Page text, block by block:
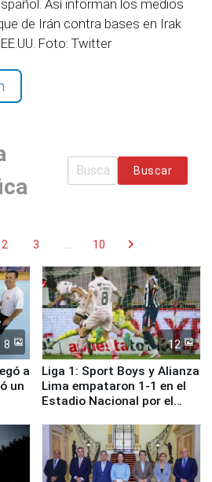
Así informan los medios
de Irán contra bases en Irak
Foto: Twitter
Buscar
2 3 10 chevron_right
8
a
un
12
Liga 1: Sport Boys y Alianza
Lima empataron 1-1 en el
Estadio Nacional por el